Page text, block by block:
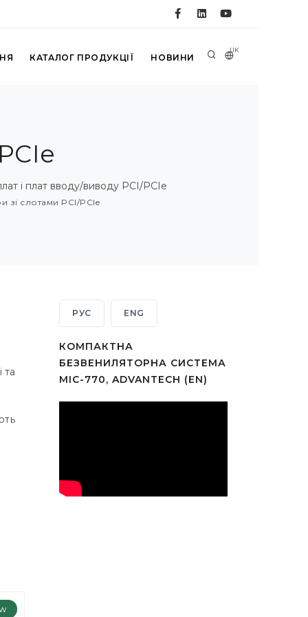
UK
КАТАЛОГ ПРОДУКЦІЇ НОВИНИ
і плат вводу/виводу PCI/PCIe
зі слотами PCI/PCIe
та
РУС ENG
КОМПАКТНА
БЕЗВЕНИЛЯТОРНА СИСТЕМА
MIC-770, ADVANTECH (EN)